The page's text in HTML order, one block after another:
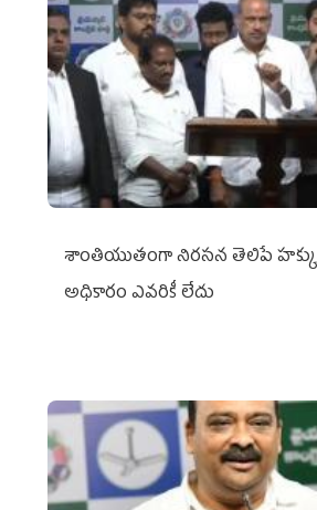
శాంతియుతంగా నిరసన తెలిపే
అధికారం ఎవరికీ లేదు